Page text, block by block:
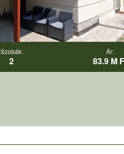
Szobák:
2
Ár:
83.9 M